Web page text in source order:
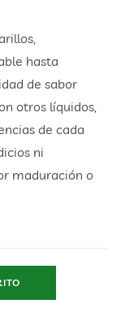
hasta
de sabor
otros líquidos,
de cada
ni
maduración o